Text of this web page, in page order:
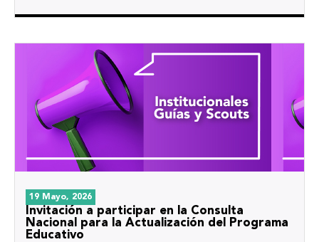
19 Mayo, 2026
Invitación a participar en la Consulta
Nacional para la Actualización del Programa
Educativo